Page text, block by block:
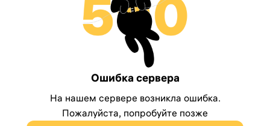
Ошибка сервера
На нашем сервере возникла ошибка.
Пожалуйста, попробуйте позже